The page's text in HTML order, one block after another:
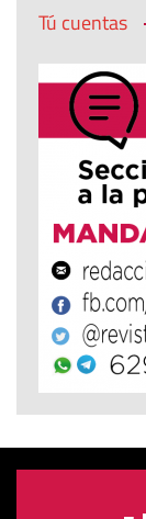
Tú cuentas